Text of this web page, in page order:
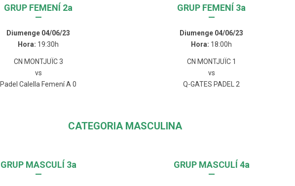
GRUP FEMENÍ 2a
—
Diumenge 04/06/23
Hora: 19:30h
CN MONTJUÏC 3
vs
Padel Calella Femení A 0
GRUP FEMENÍ 3a
—
Diumenge 04/06/23
Hora: 18:00h
CN MONTJUÏC 1
vs
Q-GATES PADEL 2
CATEGORIA MASCULINA
GRUP MASCULÍ 3a
—
GRUP MASCULÍ 4a
—